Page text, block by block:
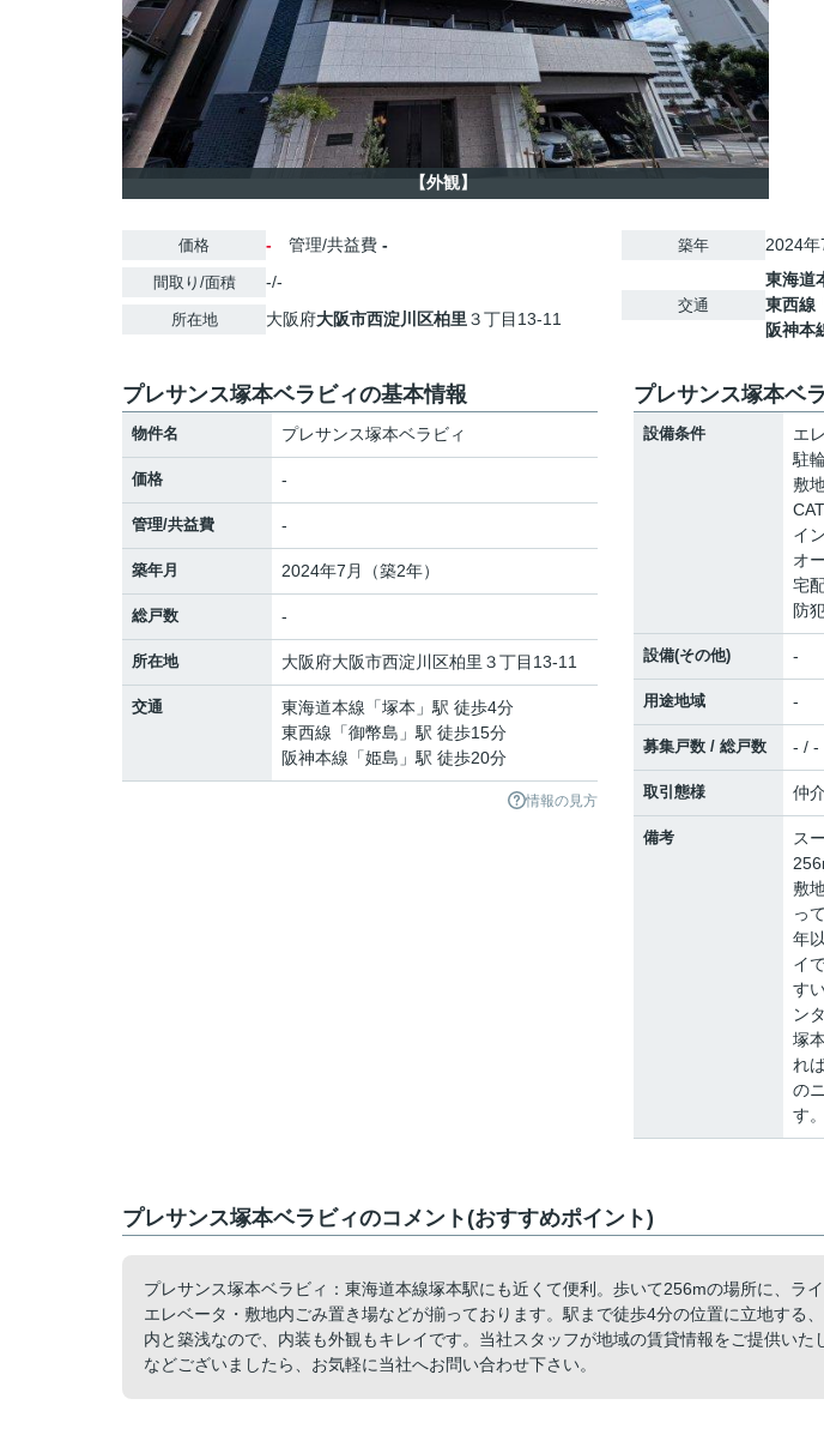
【外観】
価格 - 管理/共益費 -
間取り/面積 -/-
所在地 大阪府大阪市西淀川区柏里 ３丁目13-11
築年 2024
交通
東海道
東西線
阪神本
プレサンス塚本ベラビィの基本情報
物件名 プレサンス塚本ベラビィ
価格 -
管理/共益費 -
築年月 2024年7月（築2年）
総戸数 -
所在地 大阪府大阪市西淀川区柏里 ３丁目13-11
交通 東海道本線 「塚本 」駅 徒歩4分
東西線 「御幣島 」駅 徒歩15分
阪神本線 「姫島 」駅 徒歩20分
情報の見方
プレサンス塚本ベ
設備条件
エ
駐
敷
イ
オ
宅
防
設備(その他) -
用途地域 -
募集戸数 / 総戸数 - / -
取引態様 仲介
備考
ス
敷
っ
年
イ
す
ン
塚
れ
の
す。
プレサンス塚本ベラビィのコメント(おすすめポイント)
プレサンス塚本ベラビィ：東海道本線塚本駅にも近くて便利。歩いて256mの場所に、ラ
エレベータ・敷地内ごみ置き場などが揃っております。駅まで徒歩4分の位置に立地する
内と築浅なので、内装も外観もキレイです。当社スタッフが地域の賃貸情報をご提供いた
などございましたら、お気軽に当社へお問い合わせ下さい。